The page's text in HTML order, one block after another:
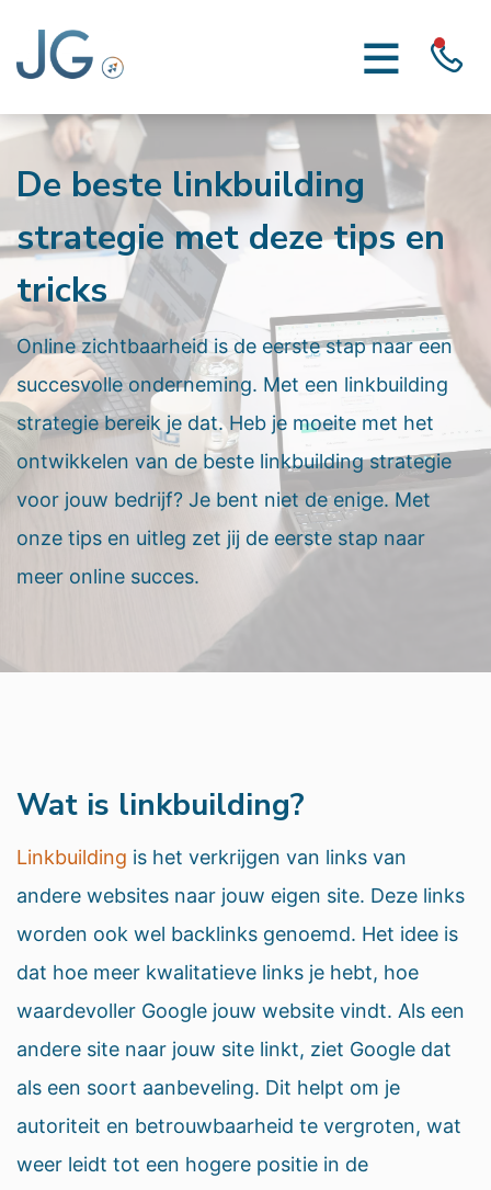
De beste linkbuilding
strategie met deze tips en
tricks
Online zichtbaarheid is de eerste stap naar een
succesvolle onderneming. Met een linkbuilding
strategie bereik je dat. Heb je moeite met het
ontwikkelen van de beste linkbuilding strategie
voor jouw bedrijf? Je bent niet de enige. Met
onze tips en uitleg zet jij de eerste stap naar
meer online succes.
Wat is linkbuilding?
Linkbuilding is het verkrijgen van links van
andere websites naar jouw eigen site. Deze links
worden ook wel backlinks genoemd. Het idee is
dat hoe meer kwalitatieve links je hebt, hoe
waardevoller Google jouw website vindt. Als een
andere site naar jouw site linkt, ziet Google dat
als een soort aanbeveling. Dit helpt om je
autoriteit en betrouwbaarheid te vergroten, wat
weer leidt tot een hogere positie in de